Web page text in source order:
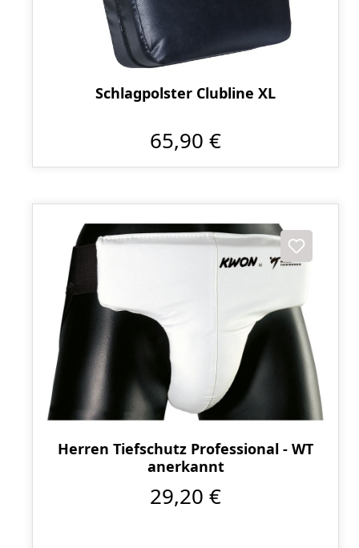
Schlagpolster Clubline XL
65,90 €
Herren Tiefschutz Professional - WT
anerkannt
29,20 €